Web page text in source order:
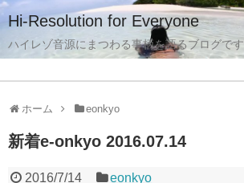
Hi-Resolution for Everyone
ハイレゾ音源にまつわる事柄を語るブログです
ホーム eonkyo
新着e-onkyo 2016.07.14
2016/7/14 eonkyo